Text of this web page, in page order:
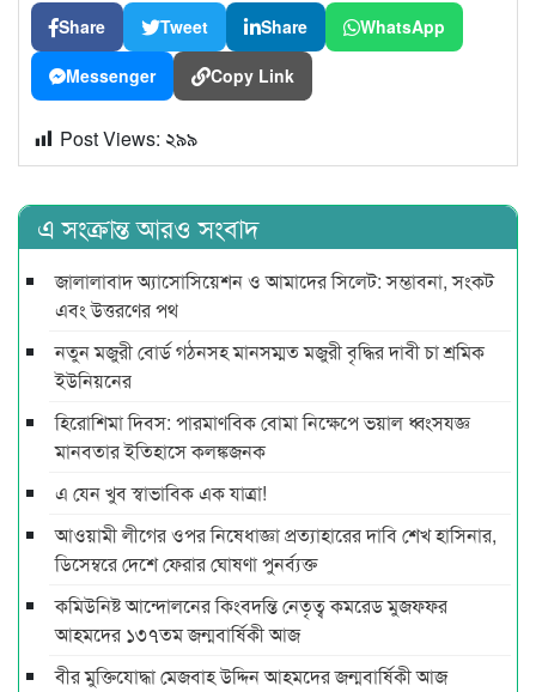
Share Tweet Share WhatsApp
Messenger Copy Link
Post Views: ২৯৯
এ সংক্রান্ত আরও সংবাদ
জালালাবাদ অ্যাসোসিয়েশন ও আমাদের সিলেট: সম্ভাবনা, সংকট
এবং উত্তরণের পথ
নতুন মজুরী বোর্ড গঠনসহ মানসম্মত মজুরী বৃদ্ধির দাবী চা শ্রমিক
ইউনিয়নের
হিরোশিমা দিবস: পারমাণবিক বোমা নিক্ষেপে ভয়াল ধ্বংসযজ্ঞ
মানবতার ইতিহাসে কলঙ্কজনক
এ যেন খুব স্বাভাবিক এক যাত্রা!
আওয়ামী লীগের ওপর নিষেধাজ্ঞা প্রত্যাহারের দাবি শেখ হাসিনার,
ডিসেম্বরে দেশে ফেরার ঘোষণা পুনর্ব্যক্ত
কমিউনিষ্ট আন্দোলনের কিংবদন্তি নেতৃত্ব কমরেড মুজফ্ফর
আহমদের ১৩৭তম জন্মবার্ষিকী আজ
বীর মুক্তিযোদ্ধা মেজবাহ উদ্দিন আহমদের জন্মবার্ষিকী আজ